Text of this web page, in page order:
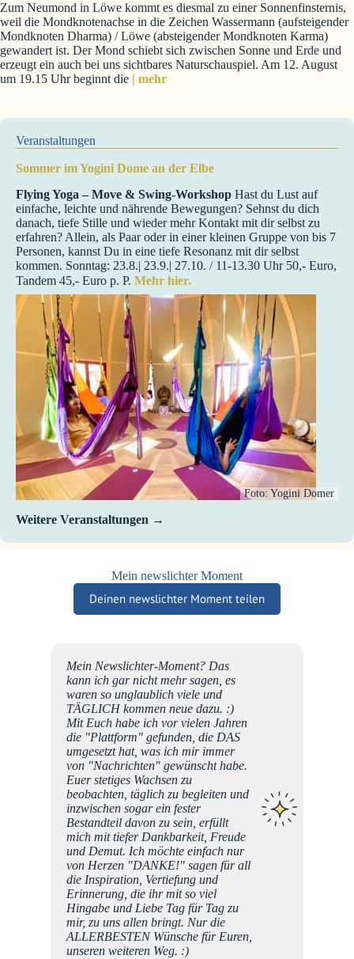
Zum Neumond in Löwe kommt es diesmal zu einer Sonnenfinsternis,
weil die Mondknotenachse in die Zeichen Wassermann (aufsteigender
Mondknoten Dharma) / Löwe (absteigender Mondknoten Karma)
gewandert ist. Der Mond schiebt sich zwischen Sonne und Erde und
erzeugt ein auch bei uns sichtbares Naturschauspiel. Am 12. August
um 19.15 Uhr beginnt die | mehr
Veranstaltungen
Sommer im Yogini Dome an der Elbe
Flying Yoga – Move & Swing-Workshop Hast du Lust auf
einfache, leichte und nährende Bewegungen? Sehnst du dich
danach, tiefe Stille und wieder mehr Kontakt mit dir selbst zu
erfahren? Allein, als Paar oder in einer kleinen Gruppe von bis 7
Personen, kannst Du in eine tiefe Resonanz mit dir selbst
kommen. Sonntag: 23.8.| 23.9.| 27.10. / 11-13.30 Uhr 50,- Euro,
Tandem 45,- Euro p. P. Mehr hier.
Foto: Yogini Domer
Weitere Veranstaltungen
Mein newslichter Moment
Deinen newslichter Moment teilen
Mein Newslichter-Moment? Das
kann ich gar nicht mehr sagen, es
waren so unglaublich viele und
TÄGLICH kommen neue dazu. :)
Mit Euch habe ich vor vielen Jahren
die "Plattform" gefunden, die DAS
umgesetzt hat, was ich mir immer
von "Nachrichten" gewünscht habe.
Euer stetiges Wachsen zu
beobachten, täglich zu begleiten und
inzwischen sogar ein fester
Bestandteil davon zu sein, erfüllt
mich mit tiefer Dankbarkeit, Freude
und Demut. Ich möchte einfach nur
von Herzen "DANKE!" sagen für all
die Inspiration, Vertiefung und
Erinnerung, die ihr mit so viel
Hingabe und Liebe Tag für Tag zu
mir, zu uns allen bringt. Nur die
ALLERBESTEN Wünsche für Euren,
unseren weiteren Weg. :)